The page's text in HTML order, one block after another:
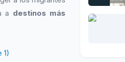
a destinos más
1)